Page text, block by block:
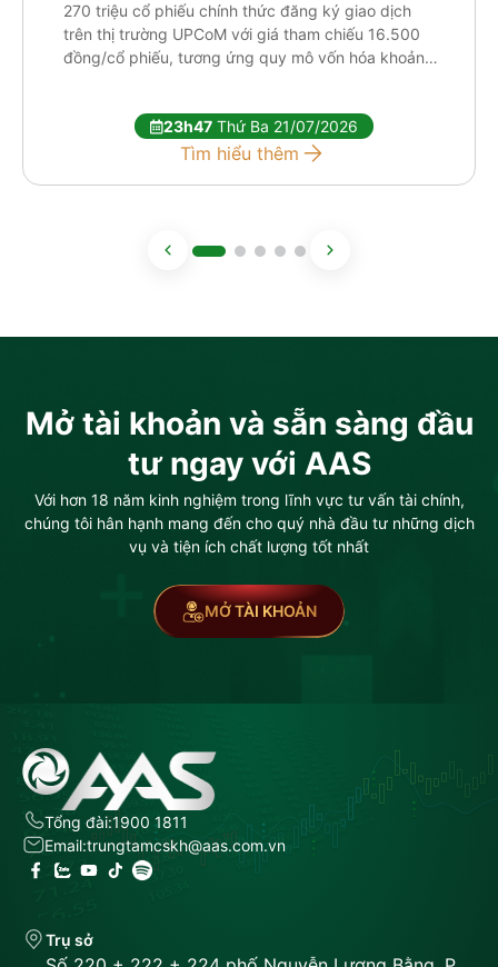
270 triệu cổ phiếu chính thức đăng ký giao dịch
trên thị trường UPCoM với giá tham chiếu 16.500
đồng/cổ phiếu, tương ứng quy mô vốn hóa khoảng
23h47Thứ Ba 21/07/2026
Tìm hiểu thêm
Mở tài khoản và sẵn sàng đầu
tư ngay với AAS
Với hơn 18 năm kinh nghiệm trong lĩnh vực tư vấn tài chính,
chúng tôi hân hạnh mang đến cho quý nhà đầu tư những dịch
vụ và tiện ích chất lượng tốt nhất
MỞ TÀI KHOẢN
Tổng đài:1900 1811
Email:trungtamcskh@aas.com.vn
Trụ sở